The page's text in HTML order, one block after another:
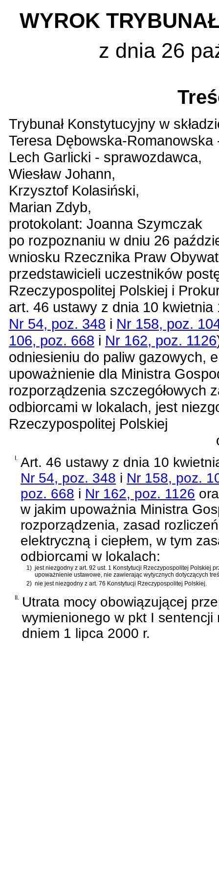
WYROK
z dnia 26
Trybunał Konstytucyjny w
Teresa Dębowska-
Lech Garlicki - sprawozdawca,
Wiesław Johann,
Krzysztof Kolasiński,
Marian Zdyb,
protokolant: Joanna Szymczak
po rozpoznaniu w dniu 26
wniosku Rzecznika Praw
przedstawicieli uczestników
Rzeczypospolitej Polskiej i
art. 46 ustawy z dnia 10
Nr 54, poz. 348 i Nr 158, poz.
106, poz. 668 i Nr 162, poz. 1126
odniesieniu do paliw gazowych,
upoważnienie dla Ministra
rozporządzenia szczegółowych
odbiorcami w lokalach, jest
Rzeczypospolitej Polskiej
I. Art. 46 ustawy z dnia 10
Nr 54, poz. 348 i Nr 158, poz.
poz. 668 i Nr 162, poz. 1126
w jakim upoważnia Ministra
rozporządzenia, zasad
elektryczną i ciepłem, w tym
odbiorcami w lokalach:
1) jest niezgodny z art. 92 ust. 1 Konstytucji Rzeczypospolitej Polskiej
upoważnienie ustawowe, nie zawierając wytycznych dotyczących
2) nie jest niezgodny z art. 76 Konstytucji Rzeczypospolitej Polskiej
II. Utrata mocy obowiązującej
wymienionego w pkt I sentencji
dniem 1 lipca 2000 r.